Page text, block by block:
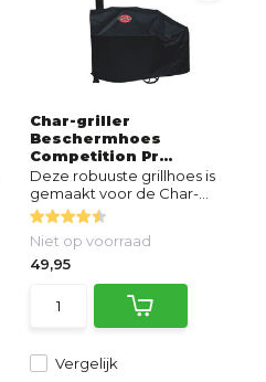
Char-griller
Beschermhoes
Competition Pr...
Deze robuuste grillhoes is
gemaakt voor de Char-...
Vergelijk
Niet op voorraad
49,95